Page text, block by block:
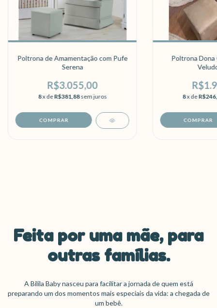
Poltrona de Amamentação com Pufe
Serena
R$3.055,00
8x deR$381,88sem juros
COMPRAR
Poltrona Dona
8x de
Feita por uma mãe, para
outras famílias.
A Bilila Baby nasceu para facilitar a jornada de quem está
preparando um dos momentos mais especiais da vida: a chegada de
um bebê.